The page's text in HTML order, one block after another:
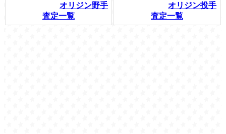
オリジン野手
査定一覧
オリジン投手
査定一覧